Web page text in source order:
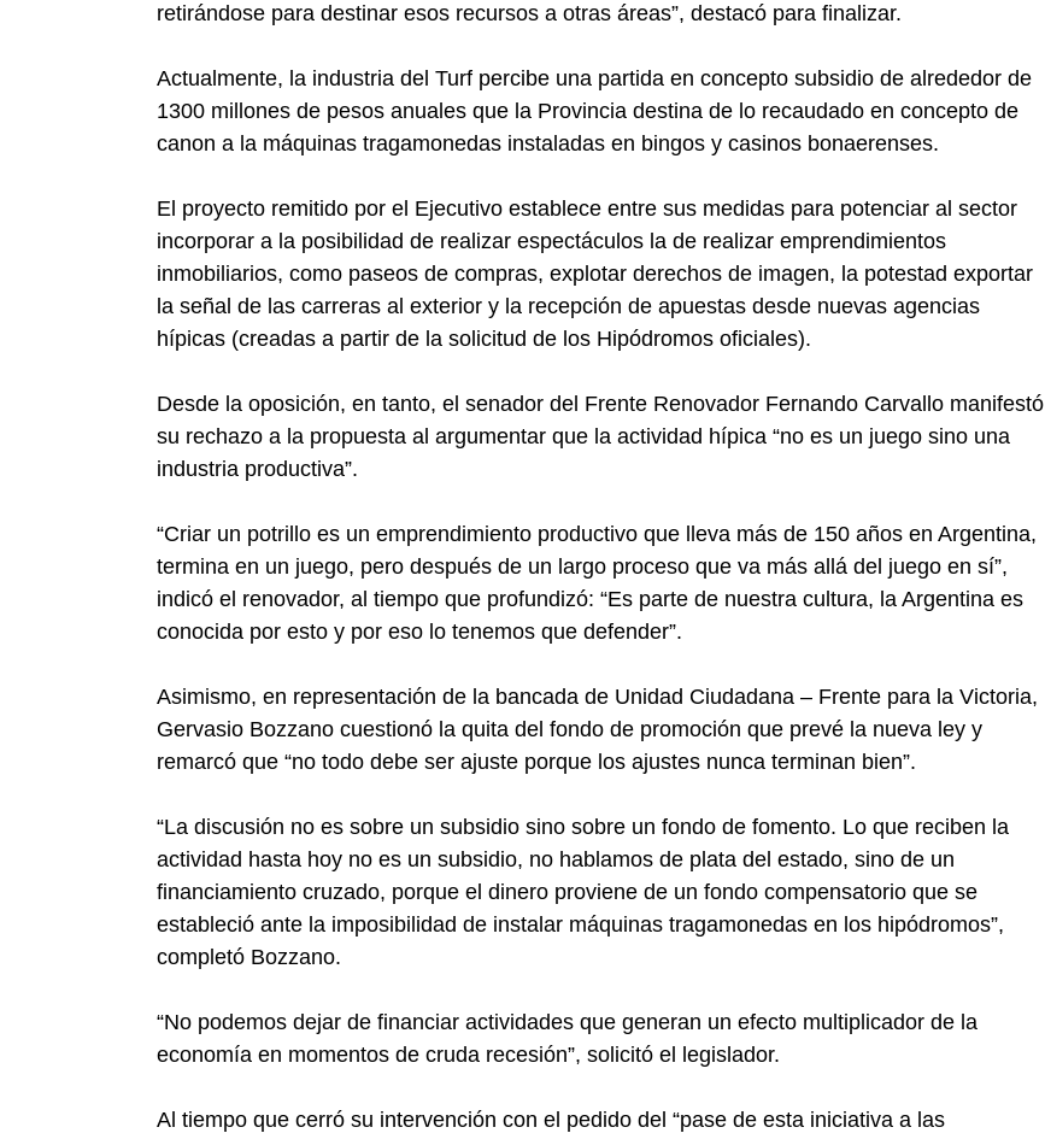
retirándose para destinar esos recursos a otras áreas”, destacó para finalizar.
Actualmente, la industria del Turf percibe una partida en concepto subsidio de alrededor de
1300 millones de pesos anuales que la Provincia destina de lo recaudado en concepto de
canon a la máquinas tragamonedas instaladas en bingos y casinos bonaerenses.
El proyecto remitido por el Ejecutivo establece entre sus medidas para potenciar al sector
incorporar a la posibilidad de realizar espectáculos la de realizar emprendimientos
inmobiliarios, como paseos de compras, explotar derechos de imagen, la potestad exportar
la señal de las carreras al exterior y la recepción de apuestas desde nuevas agencias
hípicas (creadas a partir de la solicitud de los Hipódromos oficiales).
Desde la oposición, en tanto, el senador del Frente Renovador Fernando Carvallo manifestó
su rechazo a la propuesta al argumentar que la actividad hípica “no es un juego sino una
industria productiva”.
“Criar un potrillo es un emprendimiento productivo que lleva más de 150 años en Argentina,
termina en un juego, pero después de un largo proceso que va más allá del juego en sí”,
indicó el renovador, al tiempo que profundizó: “Es parte de nuestra cultura, la Argentina es
conocida por esto y por eso lo tenemos que defender”.
Asimismo, en representación de la bancada de Unidad Ciudadana – Frente para la Victoria,
Gervasio Bozzano cuestionó la quita del fondo de promoción que prevé la nueva ley y
remarcó que “no todo debe ser ajuste porque los ajustes nunca terminan bien”.
“La discusión no es sobre un subsidio sino sobre un fondo de fomento. Lo que reciben la
actividad hasta hoy no es un subsidio, no hablamos de plata del estado, sino de un
financiamiento cruzado, porque el dinero proviene de un fondo compensatorio que se
estableció ante la imposibilidad de instalar máquinas tragamonedas en los hipódromos”,
completó Bozzano.
“No podemos dejar de financiar actividades que generan un efecto multiplicador de la
economía en momentos de cruda recesión”, solicitó el legislador.
Al tiempo que cerró su intervención con el pedido del “pase de esta iniciativa a las